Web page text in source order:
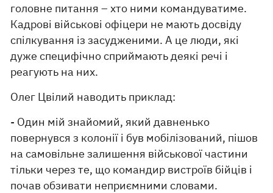
головне питання – хто ними командуватиме.
Кадрові військові офіцери не мають досвіду
спілкування із засудженими. А це люди, які
дуже специфічно сприймають деякі речі і
реагують на них.
Олег Цвілий наводить приклад:
- Один мій знайомий, який давненько
повернувся з колонії і був мобілізований, пішов
на самовільне залишення військової частини
тільки через те, що командир вистроїв бійців і
почав обзивати неприємними словами.